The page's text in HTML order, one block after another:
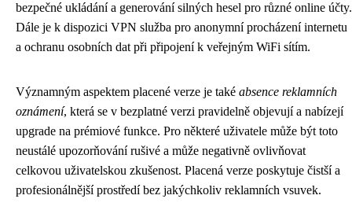
bezpečné ukládání a generování silných hesel pro různé online účty.
Dále je k dispozici VPN služba pro anonymní procházení internetu
a ochranu osobních dat při připojení k veřejným WiFi sítím.
Významným aspektem placené verze je také absence reklamních
oznámení, která se v bezplatné verzi pravidelně objevují a nabízejí
upgrade na prémiové funkce. Pro některé uživatele může být toto
neustálé upozorňování rušivé a může negativně ovlivňovat
celkovou uživatelskou zkušenost. Placená verze poskytuje čistší a
profesionálnější prostředí bez jakýchkoliv reklamních vsuvek.